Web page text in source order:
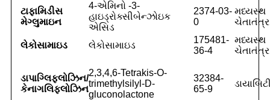
ટાફામિડીસ
મેગ્લુમાઇન
4-એમિનો -3-
હાઇડ્રોક્સીબેન્ઝોઇક
એસિડ
2374-03-
0
મધ્યસ્થ
ચેતાતંત્ર
લેકોસામાઇડ લેકોસામાઇડ
175481-
36-4
મધ્યસ્થ
ચેતાતંત્ર
ડાપાગ્લિફ્લોઝિન/
કેનાગલિફ્લોઝિન
2,3,4,6-Tetrakis-O-
trimethylsilyl-D-
gluconolactone
32384-
65-9